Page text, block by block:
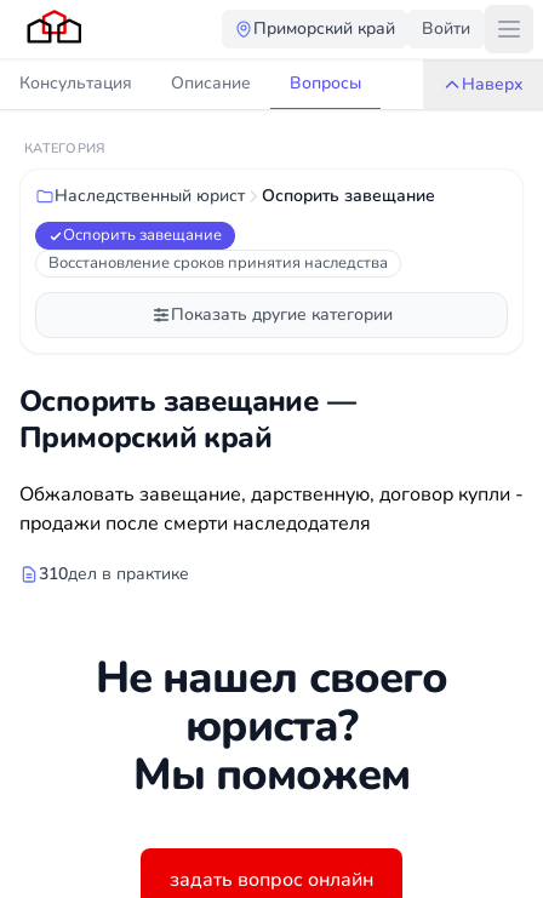
Приморский край Войти
Консультация Описание Вопросы Наверх
КАТЕГОРИЯ
Наследственный юрист Оспорить завещание
Оспорить завещание
Восстановление сроков принятия наследства
Показать другие категории
Оспорить завещание —
Приморский край
Обжаловать завещание, дарственную, договор купли -
продажи после смерти наследодателя
310дел в практике
Не нашел своего
юриста?
Мы поможем
задать вопрос онлайн